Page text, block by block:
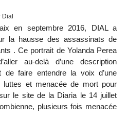
en septembre 2016, DIAL a
la hausse des assassinats de
. Ce portrait de Yolanda Perea
au-delà d’une description
faire entendre la voix d’une
luttes et menacée de mort pour
le site de la Diaria le 14 juillet
plusieurs fois menacée